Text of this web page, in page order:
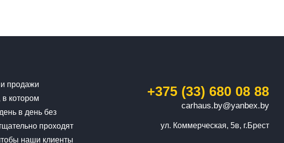
продажи
котором
в день без
проходят
наши клиенты
+375 (33) 680 08 88
carhaus.by@yanbex.by
ул. Коммерческая, 5в, г.Брест